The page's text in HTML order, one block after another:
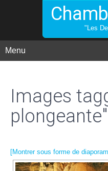
"Les
Menu
Images
plongeante"
[Montrer sous forme de